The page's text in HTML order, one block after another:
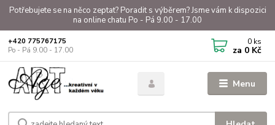
Potřebujete se na něco zeptat? Poradit s výběrem? Jsme vám k dispozici
na online chatu Po - Pá 9.00 - 17.00
Menu
+420 775767175
Po - Pá 9.00 - 17.00
0 ks
za 0 Kč